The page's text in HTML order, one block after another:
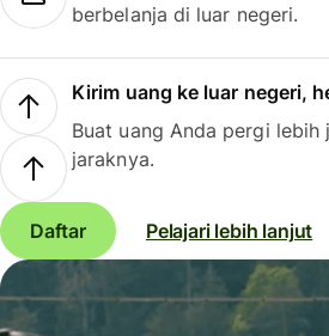
berbelanja di luar negeri.
Kirim uang ke luar negeri,
Buat uang Anda pergi lebih
jaraknya.
Daftar Pelajari lebih lanjut